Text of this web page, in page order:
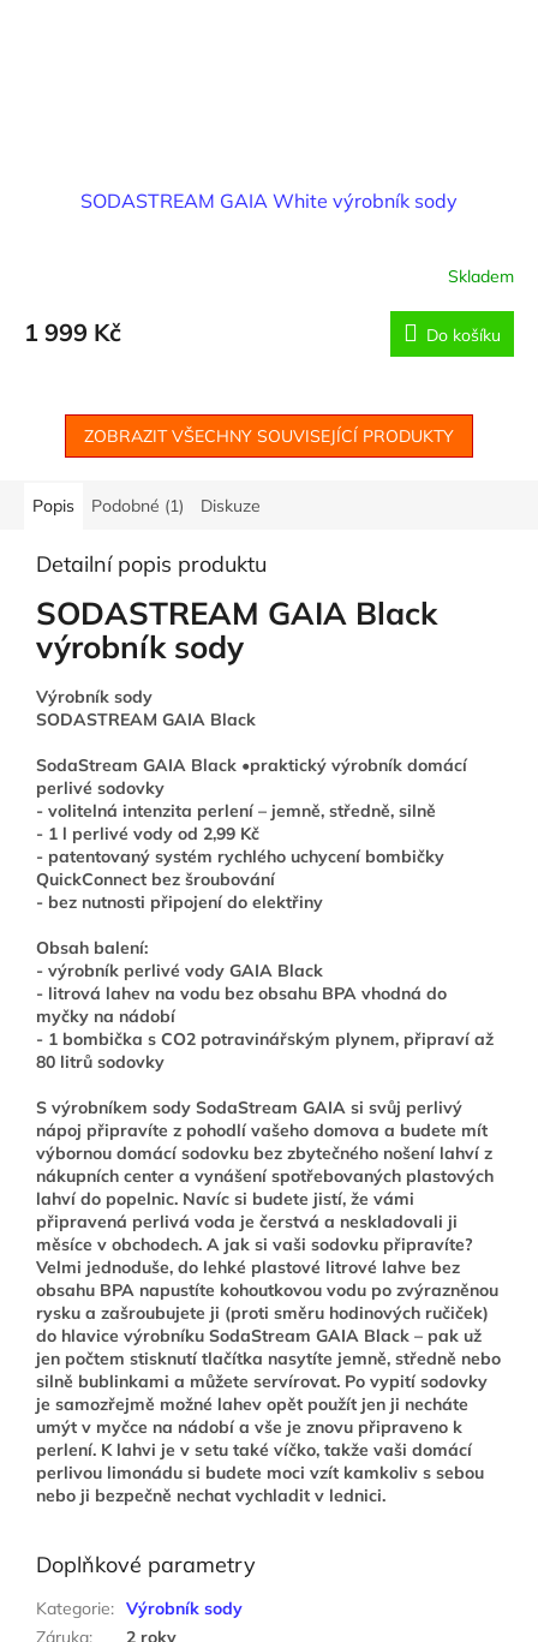
SODASTREAM GAIA White výrobník sody
Skladem
1 999 Kč Do košíku
ZOBRAZIT VŠECHNY SOUVISEJÍCÍ PRODUKTY
Popis Podobné (1) Diskuze
Detailní popis produktu
SODASTREAM GAIA Black
výrobník sody
Výrobník sody
SODASTREAM GAIA Black
SodaStream GAIA Black •praktický výrobník domácí
perlivé sodovky
- volitelná intenzita perlení – jemně, středně, silně
- 1 l perlivé vody od 2,99 Kč
- patentovaný systém rychlého uchycení bombičky
QuickConnect bez šroubování
- bez nutnosti připojení do elektřiny
Obsah balení:
- výrobník perlivé vody GAIA Black
- litrová lahev na vodu bez obsahu BPA vhodná do
myčky na nádobí
- 1 bombička s CO2 potravinářským plynem, připraví až
80 litrů sodovky
S výrobníkem sody SodaStream GAIA si svůj perlivý
nápoj připravíte z pohodlí vašeho domova a budete mít
výbornou domácí sodovku bez zbytečného nošení lahví z
nákupních center a vynášení spotřebovaných plastových
lahví do popelnic. Navíc si budete jistí, že vámi
připravená perlivá voda je čerstvá a neskladovali ji
měsíce v obchodech. A jak si vaši sodovku připravíte?
Velmi jednoduše, do lehké plastové litrové lahve bez
obsahu BPA napustíte kohoutkovou vodu po zvýrazněnou
rysku a zašroubujete ji (proti směru hodinových ručiček)
do hlavice výrobníku SodaStream GAIA Black – pak už
jen počtem stisknutí tlačítka nasytíte jemně, středně nebo
silně bublinkami a můžete servírovat. Po vypití sodovky
je samozřejmě možné lahev opět použít jen ji necháte
umýt v myčce na nádobí a vše je znovu připraveno k
perlení. K lahvi je v setu také víčko, takže vaši domácí
perlivou limonádu si budete moci vzít kamkoliv s sebou
nebo ji bezpečně nechat vychladit v lednici.
Doplňkové parametry
Kategorie: Výrobník sody
Záruka:
2 roky